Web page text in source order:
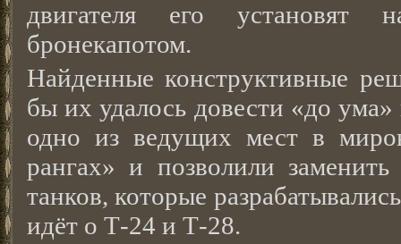
двигателя его
бронекапотом.
Найденные конструктивные
бы их удалось довести «до
одно из ведущих мест в
рангах» и позволили
танков, которые
идёт о Т-24 и Т-28.